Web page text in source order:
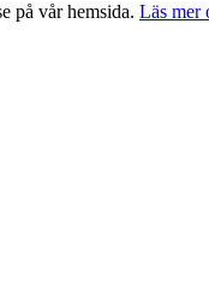
på vår hemsida. Läs mer